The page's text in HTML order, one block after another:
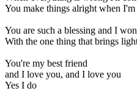
You make things alright when
You are such a blessing and I
With the one thing that brings
You're my best friend
and I love you, and I love you
Yes I do